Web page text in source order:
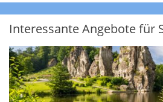
Interessante Angebote für